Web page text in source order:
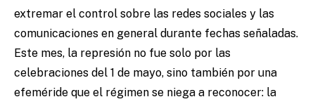
extremar el control sobre las redes sociales y las
comunicaciones en general durante fechas señaladas.
Este mes, la represión no fue solo por las
celebraciones del 1 de mayo, sino también por una
efeméride que el régimen se niega a reconocer: la